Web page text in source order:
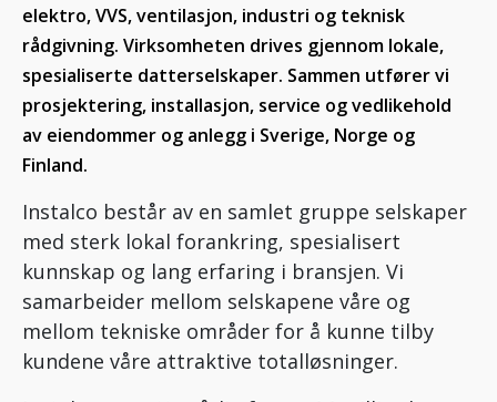
elektro, VVS, ventilasjon, industri og teknisk
rådgivning. Virksomheten drives gjennom lokale,
spesialiserte datterselskaper. Sammen utfører vi
prosjektering, installasjon, service og vedlikehold
av eiendommer og anlegg i Sverige, Norge og
Finland.
Instalco består av en samlet gruppe selskaper
med sterk lokal forankring, spesialisert
kunnskap og lang erfaring i bransjen. Vi
samarbeider mellom selskapene våre og
mellom tekniske områder for å kunne tilby
kundene våre attraktive totalløsninger.